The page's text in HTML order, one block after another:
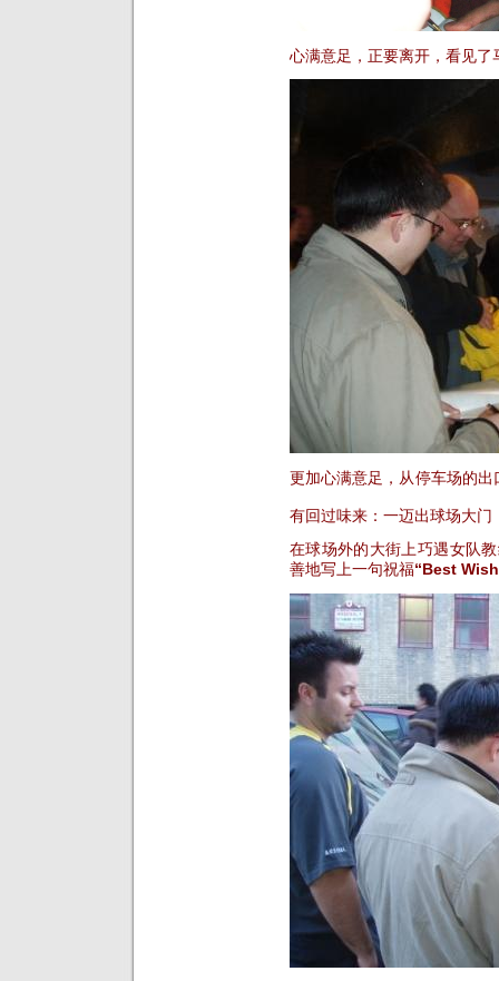
心满意足，正要离开，看见
更加心满意足，从停车场的
有回过味来：一迈出球场大
在球场外的大街上巧遇女队
善地写上一句祝福“Best